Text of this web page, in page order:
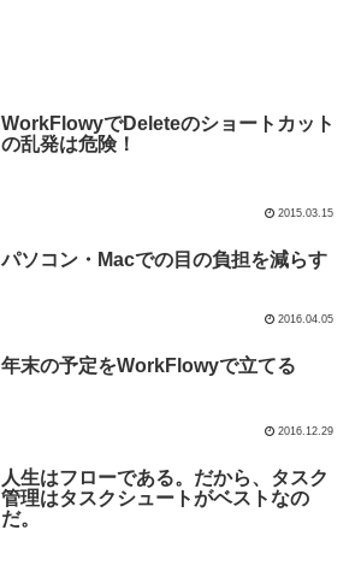
WorkFlowyでDeleteのショートカット
の乱発は危険！
2015.03.15
パソコン・Macでの目の負担を減らす
2016.04.05
年末の予定をWorkFlowyで立てる
2016.12.29
人生はフローである。だから、タスク
管理はタスクシュートがベストなの
だ。